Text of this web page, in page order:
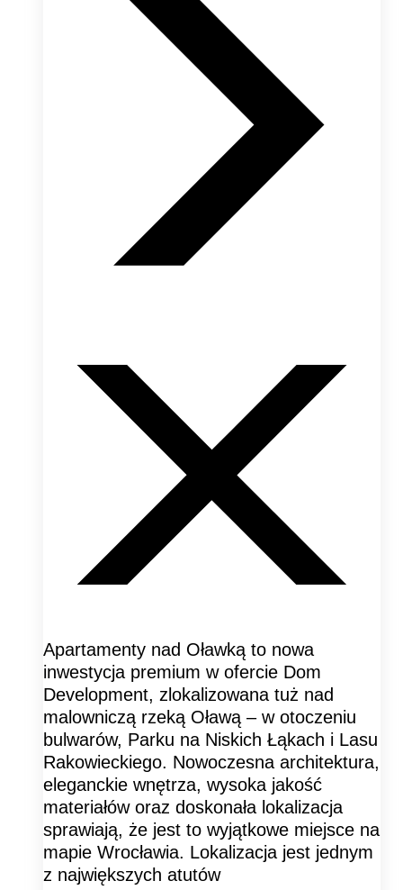
Apartamenty nad Oławką to nowa
inwestycja premium w ofercie Dom
Development, zlokalizowana tuż nad
malowniczą rzeką Oławą – w otoczeniu
bulwarów, Parku na Niskich Łąkach i Lasu
Rakowieckiego. Nowoczesna architektura,
eleganckie wnętrza, wysoka jakość
materiałów oraz doskonała lokalizacja
sprawiają, że jest to wyjątkowe miejsce na
mapie Wrocławia. Lokalizacja jest jednym
z największych atutów